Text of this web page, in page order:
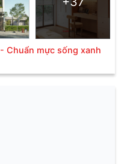
Chuẩn mực sống xanh